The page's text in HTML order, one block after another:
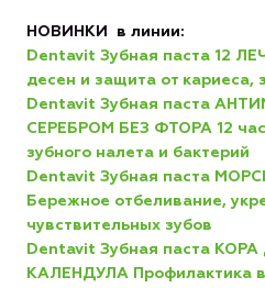
НОВИНКИ в линии:
Dentavit Зубная паста 12
десен и защита от кариеса,
Dentavit Зубная паста
СЕРЕБРОМ БЕЗ ФТОРА 12
зубного налета и бактерий
Dentavit Зубная паста
Бережное отбеливание,
чувствительных зубов
Dentavit Зубная паста
КАЛЕНДУЛА Профилактика